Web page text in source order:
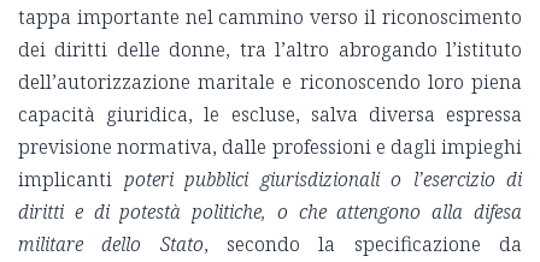
tappa importante nel cammino verso il riconoscimento
dei diritti delle donne, tra l’altro abrogando l’istituto
dell’autorizzazione maritale e riconoscendo loro piena
capacità giuridica, le escluse, salva diversa espressa
previsione normativa, dalle professioni e dagli impieghi
implicanti poteri pubblici giurisdizionali o l’esercizio di
diritti e di potestà politiche, o che attengono alla difesa
militare dello Stato, secondo la specificazione da